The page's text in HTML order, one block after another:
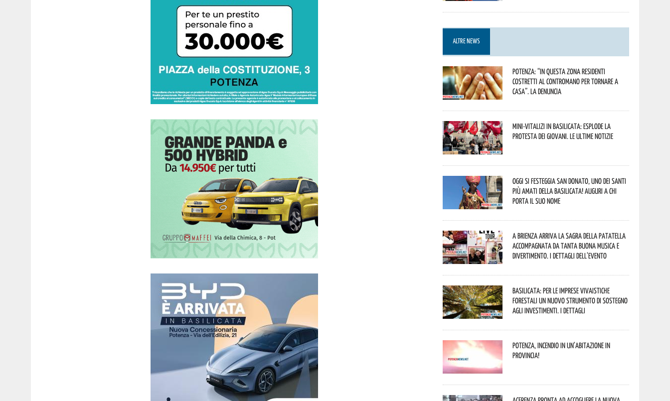
ALTRE NEWS
Potenza: “In questa zona residenti
costretti al contromano per tornare a
casa”. La denuncia
Mini-vitalizi in Basilicata: esplode la
protesta dei giovani. Le ultime notizie
Oggi si festeggia San Donato, uno dei Santi
più amati della Basilicata! Auguri a chi
porta il suo nome
A Brienza arriva la Sagra della Patatella
accompagnata da tanta buona musica e
divertimento. I dettagli dell’evento
Basilicata: per le imprese vivaistiche
forestali un nuovo strumento di sostegno
agli investimenti. I dettagli
Potenza, incendio in un’abitazione in
provincia!